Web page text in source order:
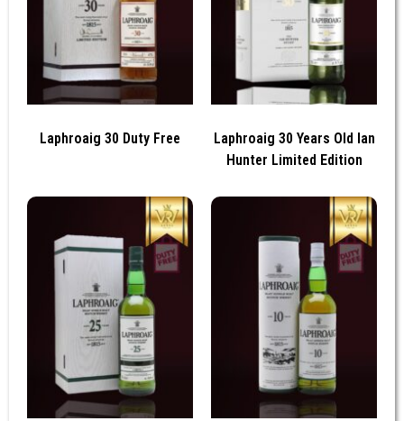
Laphroaig 30 Duty Free
Laphroaig 30 Years Old Ian
Hunter Limited Edition